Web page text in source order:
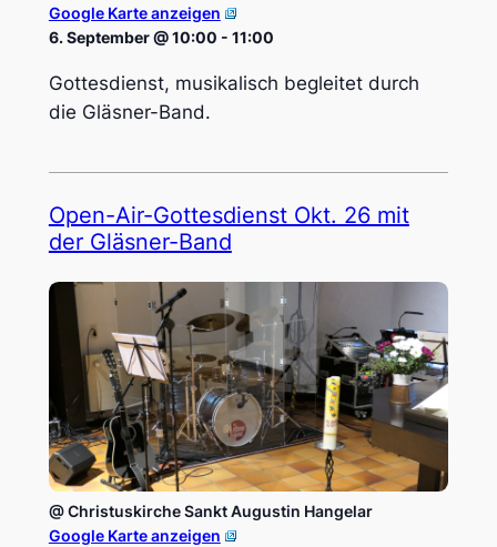
Google Karte anzeigen
6. September @ 10:00 - 11:00
Gottesdienst, musikalisch begleitet durch
die Gläsner-Band.
Open-Air-Gottes­dienst Okt. 26 mit
der Gläs­ner-Band
@ Chris­tus­kir­che Sankt Augus­tin Hangelar
Google Karte anzeigen